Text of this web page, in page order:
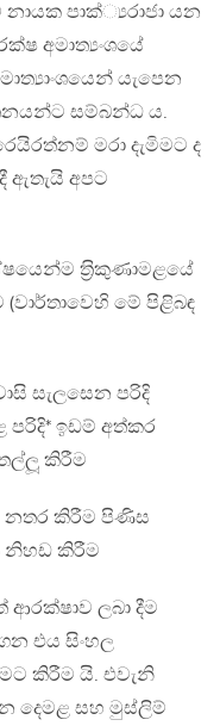
නායක පාක්්‍යරාජා යන
අමාත්‍යංශයේ
යැපෙන
සම්බන්ධ ය.
මරා දැමිමට ද
ඇතැයි අපට
ත‍්‍රිකුණාමළයේ
(වාර්තාවෙහි මේ පිළිබඳ
සැලසෙන පරිදි
පරිදි* ඉඩම් අත්කර
කිරීම
නතර කිරීම පිණිස
නිහඩ කිරීම
ලබා දීම
එය සිංහල
කිරීම යි. එවැනි
දෙමළ සහ මුස්ලිම්